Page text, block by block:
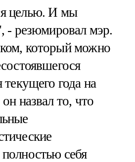
целью. И мы
- резюмировал мэр.
который можно
текущего года на
назвал то, что
себя